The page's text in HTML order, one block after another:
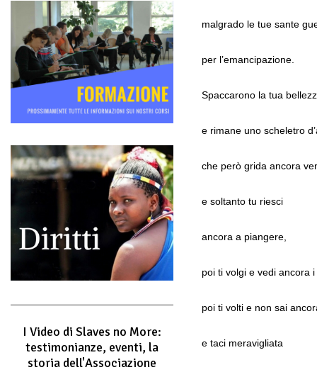
I Video di Slaves no More:
testimonianze, eventi, la
storia dell'Associazione
malgrado le tue sante
per l’emancipazione.
Spaccarono la tua
e rimane uno scheletro
che però grida ancora
e soltanto tu riesci
ancora a piangere,
poi ti volgi e vedi ancora
poi ti volti e non sai
e taci meravigliata